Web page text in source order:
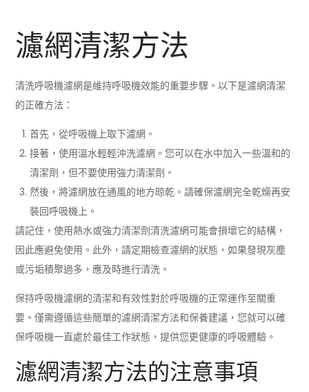
濾網清潔方法
清洗呼吸機濾網是維持呼吸機效能的重要步驟。以下是濾網清潔
的正確方法：
首先，從呼吸機上取下濾網。
接著，使用溫水輕輕沖洗濾網。您可以在水中加入一些溫和的
清潔劑，但不要使用強力清潔劑。
然後，將濾網放在通風的地方晾乾。請確保濾網完全乾燥再安
裝回呼吸機上。
請記住，使用熱水或強力清潔劑清洗濾網可能會損壞它的結構，
因此應避免使用。此外，請定期檢查濾網的狀態，如果發現灰塵
或污垢積聚過多，應及時進行清洗。
保持呼吸機濾網的清潔和有效性對於呼吸機的正常運作至關重
要。僅需遵循這些簡單的濾網清潔方法和保養建議，您就可以確
保呼吸機一直處於最佳工作狀態，提供您更健康的呼吸體驗。
濾網清潔方法的注意事項